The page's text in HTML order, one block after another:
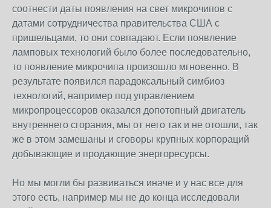
соотнести даты появления на свет микрочипов с
датами сотрудничества правительства США с
пришельцами, то они совпадают. Если появление
ламповых технологий было более последовательно,
то появление микрочипа произошло мгновенно. В
результате появился парадоксальный симбиоз
технологий, например под управлением
микропроцессоров оказался допотопный двигатель
внутреннего сгорания, мы от него так и не отошли, так
же в этом замешаны и сговоры крупных корпораций
добывающие и продающие энергоресурсы.
Но мы могли бы развиваться иначе и у нас все для
этого есть, например мы не до конца исследовали